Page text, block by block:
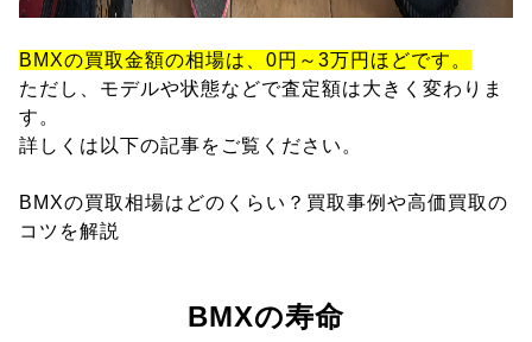
BMXの買取金額の相場は、0円～3万円ほどです。
ただし、モデルや状態などで査定額は大きく変わりま
す。
詳しくは以下の記事をご覧ください。
BMXの買取相場はどのくらい？買取事例や高価買取の
コツを解説
BMXの寿命